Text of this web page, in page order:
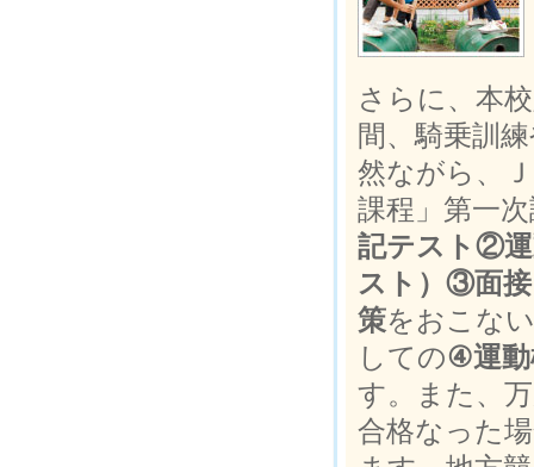
さらに、本
間、騎乗訓
然ながら、
課程」第一
記テスト②運
スト）③面
策をおこな
しての④運動
す。また、
合格なった